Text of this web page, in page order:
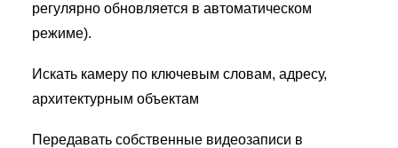
регулярно обновляется в автоматическом
режиме).
Искать камеру по ключевым словам, адресу,
архитектурным объектам
Передавать собственные видеозаписи в